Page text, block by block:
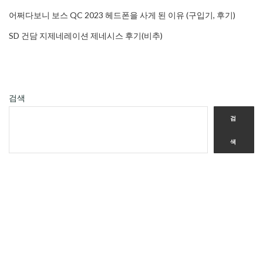
어쩌다보니 보스 QC 2023 헤드폰을 사게 된 이유 (구입기, 후기)
SD 건담 지제네레이션 제네시스 후기(비추)
검색
검
색